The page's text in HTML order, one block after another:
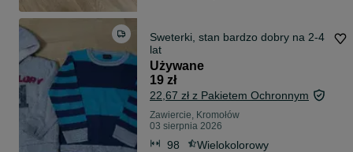
Sweterki, stan bardzo dobry na 2-4
lat
Używane
19 zł
22,67 zł z Pakietem Ochronnym
Zawiercie, Kromołów
03 sierpnia 2026
98 Wielokolorowy